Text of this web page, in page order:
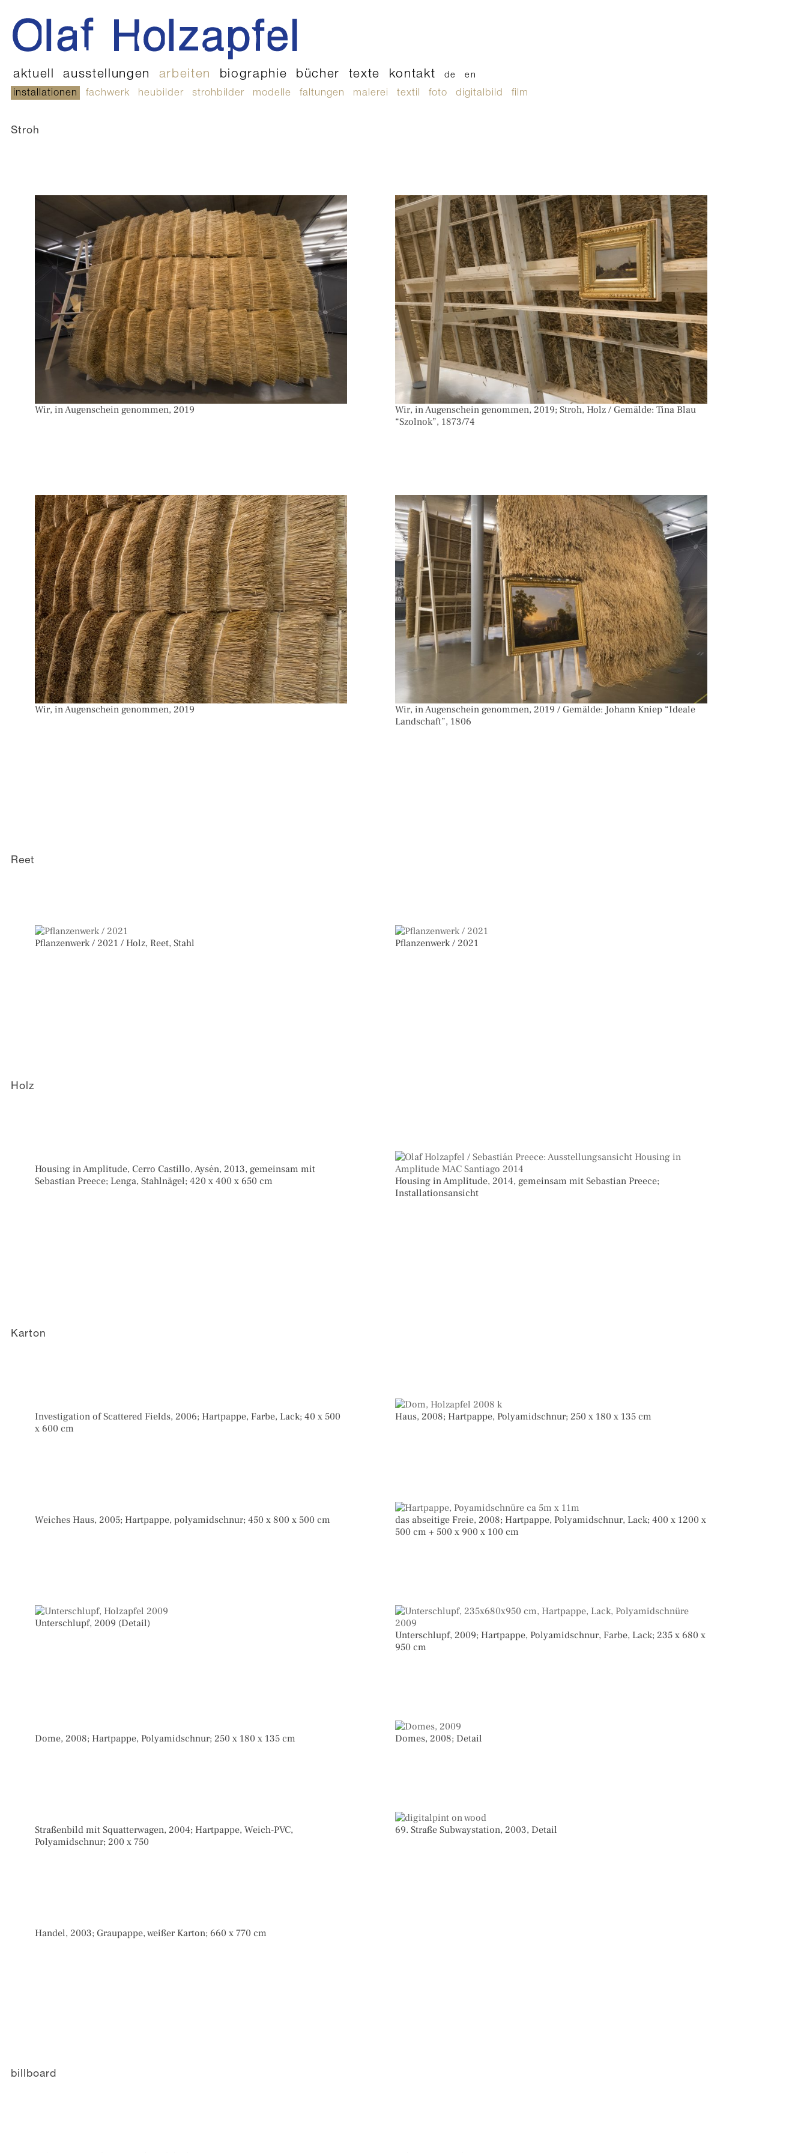
aktuell ausstellungen arbeiten
installationen fachwerk heubilder strohbilder modelle faltungen malerei textil foto digitalbild film
biographie bücher texte kontakt de en
Stroh
Wir, in Augenschein genommen, 2019
Wir, in Augenschein genommen, 2019; Stroh, Holz / Gemälde: Tina Blau
“Szolnok”, 1873/74
Wir, in Augenschein genommen, 2019
Wir, in Augenschein genommen, 2019 / Gemälde: Johann Kniep “Ideale
Landschaft”, 1806
Reet
Pflanzenwerk / 2021 / Holz, Reet, Stahl Pflanzenwerk / 2021
Holz
Housing in Amplitude, Cerro Castillo, Aysén, 2013, gemeinsam mit
Sebastian Preece; Lenga, Stahlnägel; 420 x 400 x 650 cm
Housing in Amplitude, 2014, gemeinsam mit Sebastian Preece;
Installationsansicht
Karton
Investigation of Scattered Fields, 2006; Hartpappe, Farbe, Lack; 40 x 500
x 600 cm
Haus, 2008; Hartpappe, Polyamidschnur; 250 x 180 x 135 cm
Weiches Haus, 2005; Hartpappe, polyamidschnur; 450 x 800 x 500 cm
das abseitige Freie, 2008; Hartpappe, Polyamidschnur, Lack; 400 x 1200 x
500 cm + 500 x 900 x 100 cm
Unterschlupf, 2009 (Detail)
Unterschlupf, 2009; Hartpappe, Polyamidschnur, Farbe, Lack; 235 x 680 x
950 cm
Dome, 2008; Hartpappe, Polyamidschnur; 250 x 180 x 135 cm Domes, 2008; Detail
Straßenbild mit Squatterwagen, 2004; Hartpappe, Weich-PVC,
Polyamidschnur; 200 x 750
69. Straße Subwaystation, 2003, Detail
Handel, 2003; Graupappe, weißer Karton; 660 x 770 cm
billboard